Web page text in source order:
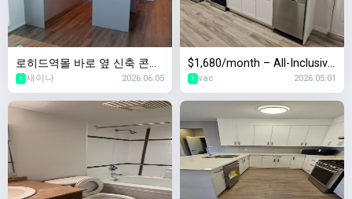
로히드역몰 바로 옆 신축 콘도!
8/1일 2베드 + 2베스 + 1덴 입
주자 찾습니다!
1 새이나 2026.06.05
$1,680/month – All-Inclusive
Large 1BR In-Law Suite (Lad
ner, Delta)
1 vac 2026.05.01